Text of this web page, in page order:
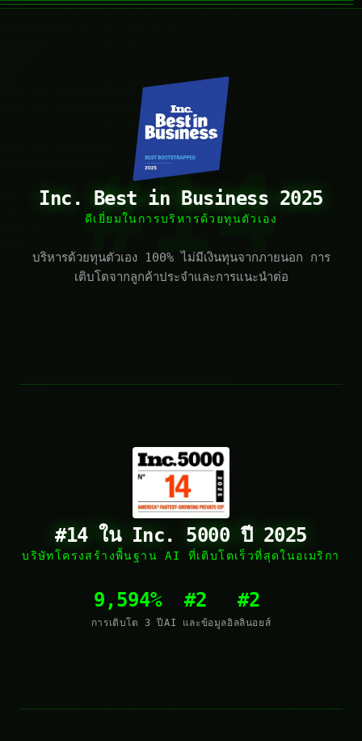
#14
Inc. Best in Business 2025
ดีเยี่ยมในการบริหารด้วยทุนตัวเอง
บริหารด้วยทุนตัวเอง 100% ไม่มีเงินทุนจากภายนอก การ
เติบโตจากลูกค้าประจำและการแนะนำต่อ
#14 ใน Inc. 5000 ปี 2025
บริษัทโครงสร้างพื้นฐาน AI ที่เติบโตเร็วที่สุดในอเมริกา
9,594%
การเติบโต 3 ปี
#2
AI และข้อมูล
#2
อิลลินอยส์